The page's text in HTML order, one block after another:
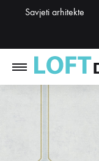
Savjeti arhitekte